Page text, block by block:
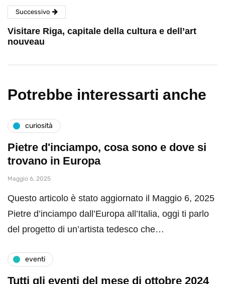
Successivo
Visitare Riga, capitale della cultura e dell’art
nouveau
Potrebbe interessarti anche
curiosità
Pietre d'inciampo, cosa sono e dove si
trovano in Europa
Maggio 6, 2025
Questo articolo è stato aggiornato il Maggio 6, 2025
Pietre d’inciampo dall’Europa all’Italia, oggi ti parlo
del progetto di un’artista tedesco che…
eventi
Tutti gli eventi del mese di ottobre 2024